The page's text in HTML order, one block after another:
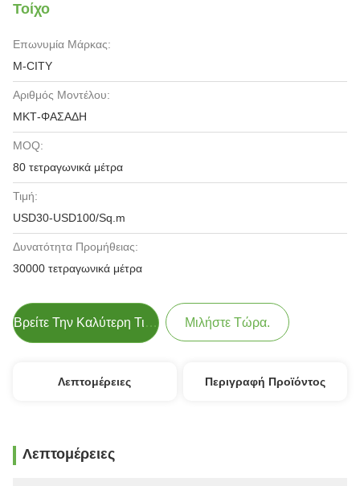
Τοίχο
Επωνυμία Μάρκας:
M-CITY
Αριθμός Μοντέλου:
ΜΚΤ-ΦΑΣΑΔΗ
MOQ:
80 τετραγωνικά μέτρα
Τιμή:
USD30-USD100/Sq.m
Δυνατότητα Προμήθειας:
30000 τετραγωνικά μέτρα
Βρείτε Την Καλύτερη Τιμή Μιλήστε Τώρα.
Λεπτομέρειες Περιγραφή Προϊόντος
Λεπτομέρειες